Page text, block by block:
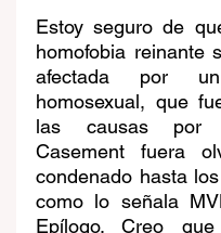
Estoy seguro de
homofobia reinante
afectada por
homosexual, que
las causas
Casement fuera
condenado hasta
como lo señala
Epílogo. Creo